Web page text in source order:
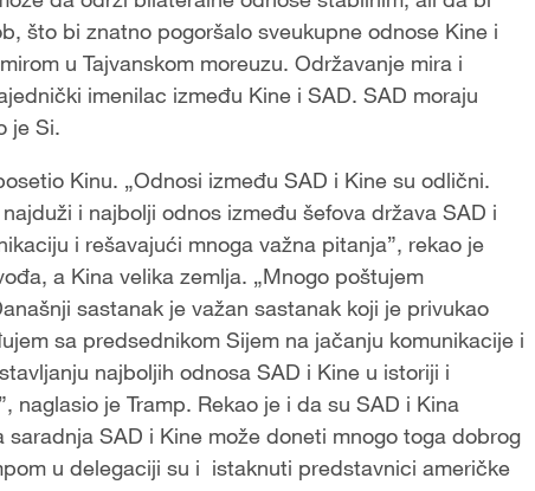
što bi znatno pogoršalo sveukupne odnose Kine i
u Tajvanskom moreuzu. Održavanje mira i
imenilac između Kine i SAD. SAD moraju
je Si.
Kinu. „Odnosi između SAD i Kine su odlični.
i najbolji odnos između šefova država SAD i
i rešavajući mnoga važna pitanja”, rekao je
a Kina velika zemlja. „Mnogo poštujem
sastanak je važan sastanak koji je privukao
sa predsednikom Sijem na jačanju komunikacije i
najboljih odnosa SAD i Kine u istoriji i
naglasio je Tramp. Rekao je i da su SAD i Kina
SAD i Kine može doneti mnogo toga dobrog
u delegaciji su i istaknuti predstavnici američke